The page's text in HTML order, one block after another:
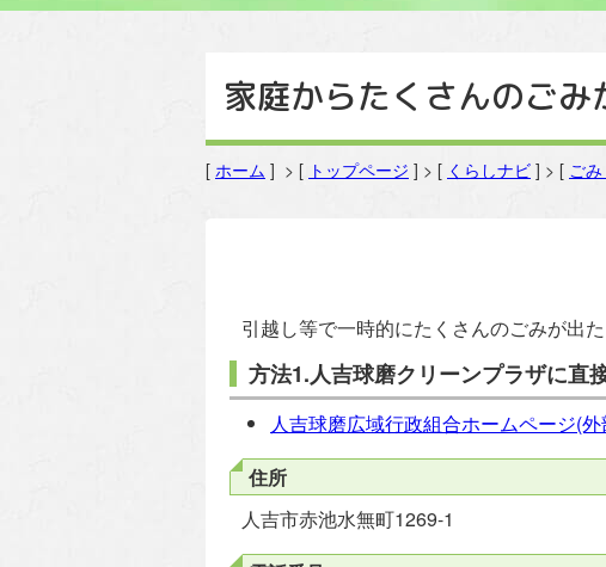
家庭からたくさんのご
[ ホーム ] > [ トップページ ] > [ くらしナビ ] > [ ご
引越し等で一時的にたくさんのごみが出
方法1.人吉球磨クリーンプラザに直
人吉球磨広域行政組合ホームページ(
住所
人吉市赤池水無町1269-1